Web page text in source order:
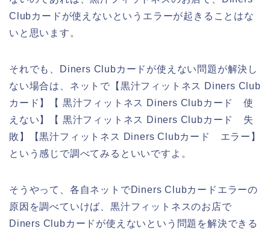
Clubカードが使えないというエラーが起きることはな
いと思います。
それでも、Diners Clubカードが使えない問題が解決し
ない場合は、ネットで【黒汁フィットネス Diners Club
カード】【 黒汁フィットネス Diners Clubカード 使
えない】【 黒汁フィットネス Diners Clubカード 失
敗】【黒汁フィットネス Diners Clubカード エラー】
という感じで調べてみるといいですよ。
そうやって、各自ネットでDiners Clubカードエラーの
原因を調べていけば、黒汁フィットネスのお店で
Diners Clubカードが使えないという問題を解決できる